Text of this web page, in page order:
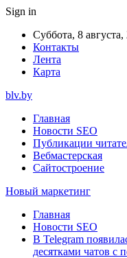
Sign in
Суббота, 8 августа,
Контакты
Лента
Карта
blv.by
Главная
Новости SEO
Публикации
Вебмастерская
Сайтостроение
Новый маркетинг
Главная
Новости SEO
В Telegram
десятками чатов